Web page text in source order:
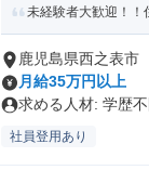
未経験者大歓迎！！
鹿児島県西之表市
月給35万円以上
求める人材: 学歴
社員登用あり